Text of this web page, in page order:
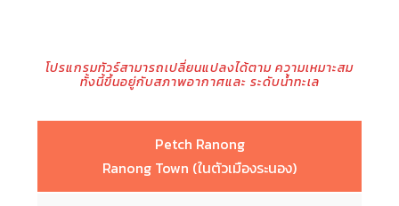
โปรแกรมทัวร์สามารถเปลี่ยนแปลงได้ตาม ความเหมาะสม
ทั้งนี้ขึ้นอยู่กับสภาพอากาศและ ระดับน้ำทะเล
Petch Ranong
Ranong Town (ในตัวเมืองระนอง)